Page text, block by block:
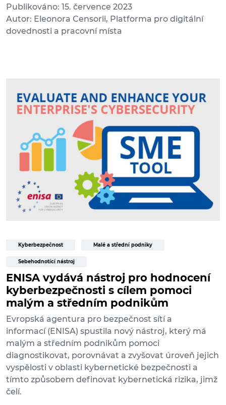
Publikováno: 15. července 2023
Autor: Eleonora Censorii, Platforma pro digitální
dovednosti a pracovní místa
Kyberbezpečnost Malé a střední podniky
Sebehodnotící nástroj
ENISA vydává nástroj pro hodnocení
kyberbezpečnosti s cílem pomoci
malým a středním podnikům
Evropská agentura pro bezpečnost sítí a
informací (ENISA) spustila nový nástroj, který má
malým a středním podnikům pomoci
diagnostikovat, porovnávat a zvyšovat úroveň jejich
vyspělosti v oblasti kybernetické bezpečnosti a
tímto způsobem definovat kybernetická rizika, jimž
čelí.